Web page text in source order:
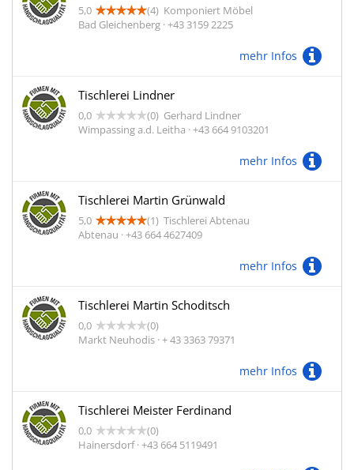
5,0 (4) Komponiert Möbel
Bad Gleichenberg · +43 3159 2225
mehr Infos
Tischlerei Lindner
0,0 (0) Gerhard Lindner
Wimpassing a.d. Leitha · +43 664 9103201
mehr Infos
Tischlerei Martin Grünwald
5,0 (1) Tischlerei Abtenau
Abtenau · +43 664 4627409
mehr Infos
Tischlerei Martin Schoditsch
0,0
(0)
Markt Neuhodis · + 43 3363 79371
mehr Infos
Tischlerei Meister Ferdinand
0,0
(0)
Hainersdorf · +43 664 5119491